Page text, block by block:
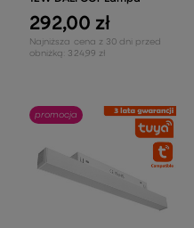
292,00 zł
Najniższa cena z 30 dni przed
obniżką: 324,99 zł
promocja